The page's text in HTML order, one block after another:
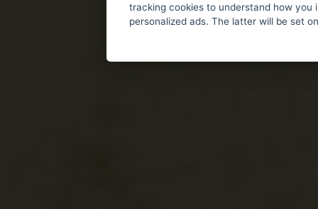
tracking cookies to understand how
personalized ads. The latter will be set